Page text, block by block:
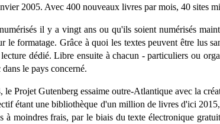
2005. Avec 400 nouveaux livres par mois, 40 sites
il y a vingt ans ou qu'ils soient numérisés
le formatage. Grâce à quoi les textes peuvent être lus
dédié. Libre ensuite à chacun - particuliers ou
le pays concerné.
le Projet Gutenberg essaime outre-Atlantique avec la
étant une bibliothèque d'un million de livres d'ici
à moindres frais, par le biais du texte électronique